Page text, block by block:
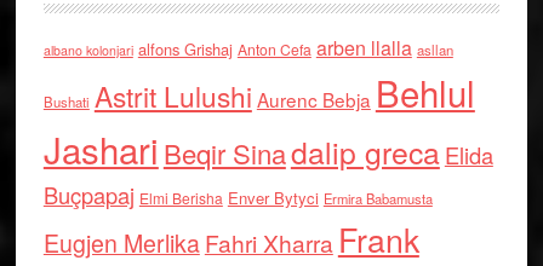
albano kolonjari alfons Grishaj Anton Cefa arben llalla asllan
Bushati Astrit Lulushi Aurenc Bebja Behlul
Jashari Beqir Sinadalip grecaElida
Buçpapaj Elmi Berisha Enver Bytyci Ermira Babamusta
Eugjen MerlikaFahri Xharra Frank